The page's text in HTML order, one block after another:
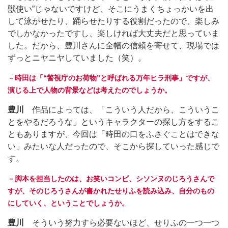
獣使い”じゃないですけど、そこにうまくちょっかいを出
して泳がせたり、踊らせたりする役割だったので、楽しみ
でしかなかったですし、楽しければ大丈夫だと思っていま
した。だから、豊川さんに全幅の信頼を寄せて、現場では
ずっとニヤニヤしていました（笑）。
－時田は「“警視庁のお荷物”と呼ばれる万年ヒラ刑事」ですが、
演じる上で人物の背景などは考えたのでしょうか。
豊川
作品によっては、「こういう人だから、こういうこ
とをやるだろうな」というキャラクターの探し方をするこ
ともありますが、今回は「時田の口をふさぐことはできな
い」みたいな人だったので、そこから探していった感じで
す。
－脚本を担当したのは、お笑いコンビ、シソンヌのじろうさんで
すが、そのじろうさんが書かれたせりふを読み込み、自分のもの
にしていく、ということでしょうか。
豊川 そういう努力すら必要ないほど、せりふの一つ一つ